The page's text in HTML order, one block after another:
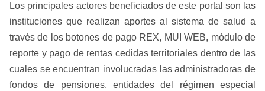
Los principales actores beneficiados de este portal son las
instituciones que realizan aportes al sistema de salud a
través de los botones de pago REX, MUI WEB, módulo de
reporte y pago de rentas cedidas territoriales dentro de las
cuales se encuentran involucradas las administradoras de
fondos de pensiones, entidades del régimen especial